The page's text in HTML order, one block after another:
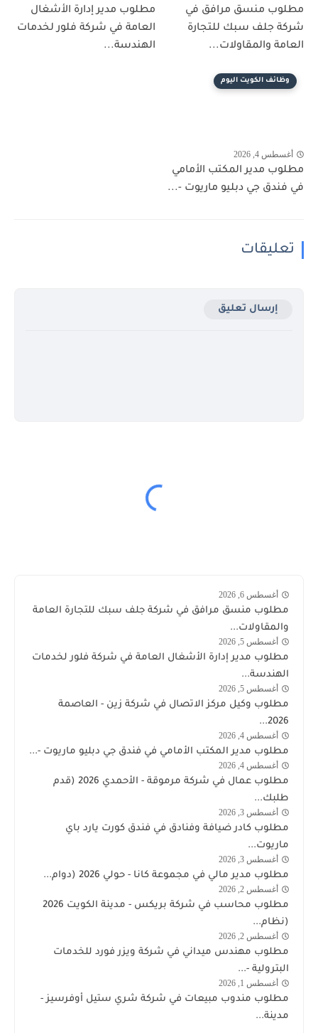
مطلوب منسق مرافق في
شركة جلف سبك للتجارة
العامة والمقاولات...
مطلوب مدير إدارة الأشغال
العامة في شركة فلور لخدمات
الهندسة...
وظائف الكويت اليوم
أغسطس 4, 2026
مطلوب مدير المكتب الأمامي
في فندق جي دبليو ماريوت -...
تعليقات
إرسال تعليق
وظائف
أغسطس 6, 2026
مطلوب منسق مرافق في شركة جلف سبك للتجارة العامة
والمقاولات...
وظائف
أغسطس 5, 2026
مطلوب مدير إدارة الأشغال العامة في شركة فلور لخدمات
الهندسة...
توظيف
أغسطس 5, 2026
مطلوب وكيل مركز الاتصال في شركة زين - العاصمة
2026...
وظائف
الكويت
اليوم
أغسطس 4, 2026
مطلوب مدير المكتب الأمامي في فندق جي دبليو ماريوت -...
الكويت
أغسطس 4, 2026
مطلوب عمال في شركة مرموقة - الأحمدي 2026 (قدم
طلبك...
وظائف
أغسطس 3, 2026
مطلوب كادر ضيافة وفنادق في فندق كورت يارد باي
ماريوت...
وظائف
الكويت
اليوم
أغسطس 3, 2026
مطلوب مدير مالي في مجموعة كانا - حولي 2026 (دوام...
وظائف
اليوم
أغسطس 2, 2026
مطلوب محاسب في شركة بريكس - مدينة الكويت 2026
(نظام...
شركة
أغسطس 2, 2026
مطلوب مهندس ميداني في شركة ويزر فورد للخدمات
البترولية -...
وظائف
أغسطس 1, 2026
مطلوب مندوب مبيعات في شركة شري ستيل أوفرسيز -
مدينة...